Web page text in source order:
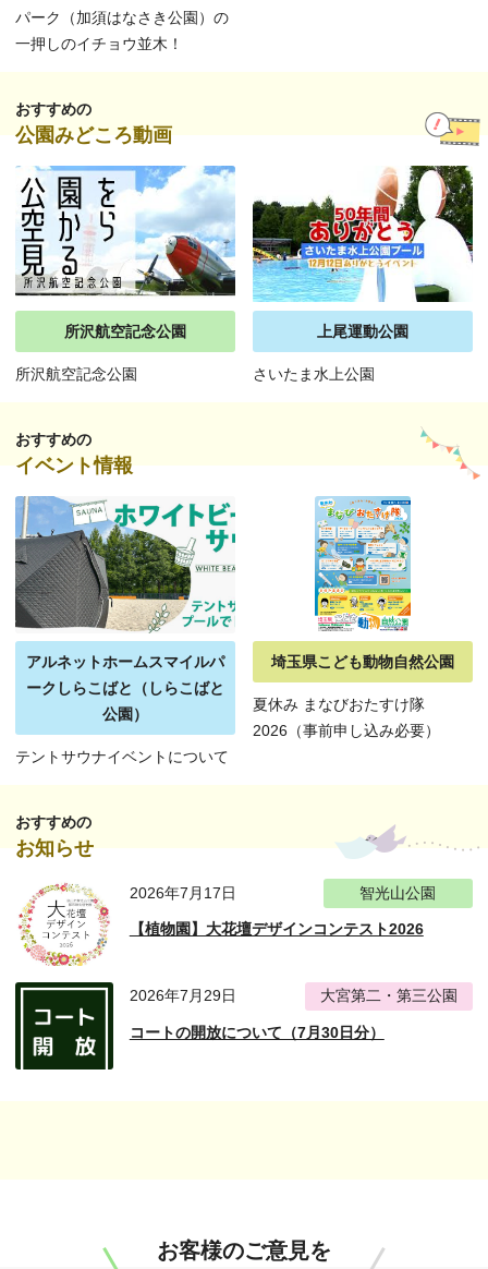
パーク（加須はなさき公園）の
一押しのイチョウ並木！
おすすめの
公園みどころ動画
所沢航空記念公園
所沢航空記念公園
上尾運動公園
さいたま水上公園
おすすめの
イベント情報
アルネットホームスマイルパ
ークしらこばと（しらこばと
公園）
テントサウナイベントについて
埼玉県こども動物自然公園
夏休み まなびおたすけ隊
2026（事前申し込み必要）
おすすめの
お知らせ
2026年7月17日 智光山公園
【植物園】大花壇デザインコンテスト2026
2026年7月29日 大宮第二・第三公園
コートの開放について（7月30日分）
お客様のご意見を